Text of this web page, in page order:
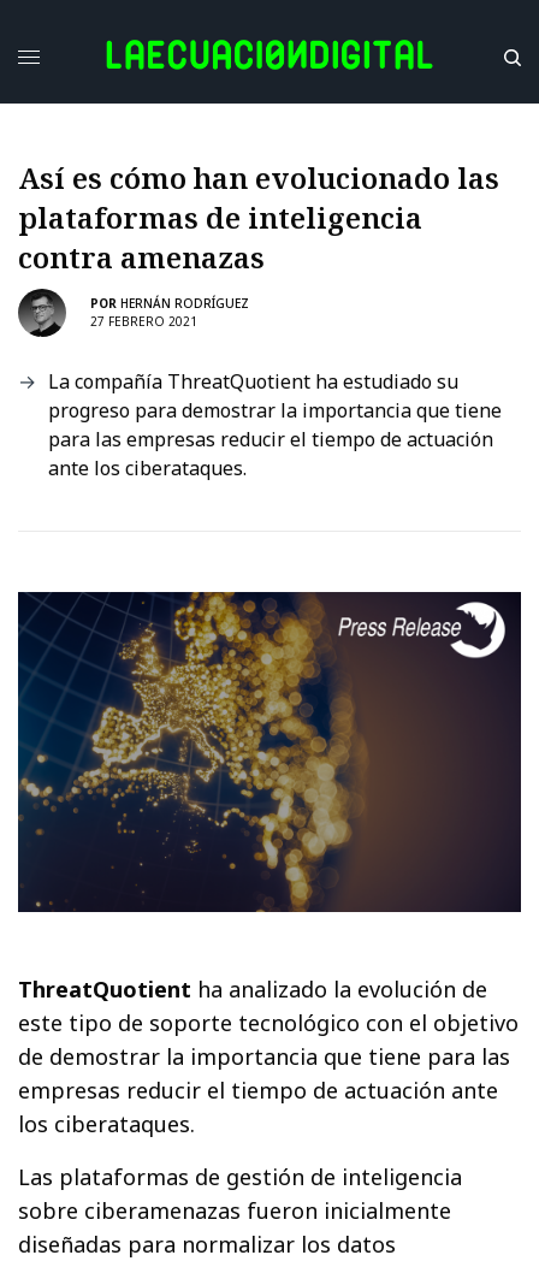
Así es cómo han evolucionado las
plataformas de inteligencia
contra amenazas
POR HERNÁN RODRÍGUEZ
27 FEBRERO 2021
La compañía ThreatQuotient ha estudiado su
progreso para demostrar la importancia que tiene
para las empresas reducir el tiempo de actuación
ante los ciberataques.
ThreatQuotient ha analizado la evolución de
este tipo de soporte tecnológico con el objetivo
de demostrar la importancia que tiene para las
empresas reducir el tiempo de actuación ante
los ciberataques.
Las plataformas de gestión de inteligencia
sobre ciberamenazas fueron inicialmente
diseñadas para normalizar los datos